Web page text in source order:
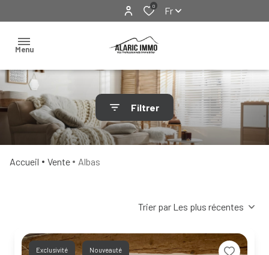
0 Fr
Menu
Accueil
Nos
biens
professionnel
Ventes
Locations
Filtrer
Accueil Vente Albas
Trier par Les plus récentes
Exclusivité Nouveauté